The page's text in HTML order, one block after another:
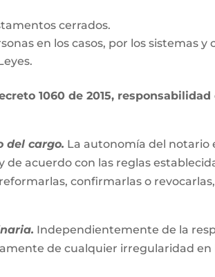
cerrados.
en los casos, por los sistemas
1060 de 2015,
del cargo. La autonomía del notario
acuerdo con las reglas
confirmarlas o
Independientemente de la
de cualquier irregularidad